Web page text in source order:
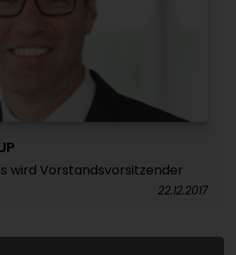
wird Vorstandsvorsitzender
22.12.2017